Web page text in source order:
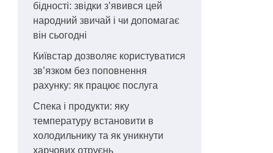
бідності: звідки з’явився цей
народний звичай і чи допомагає
він сьогодні
Київстар дозволяє користуватися
зв’язком без поповнення
рахунку: як працює послуга
Спека і продукти: яку
температуру встановити в
холодильнику та як уникнути
харчових отруєнь